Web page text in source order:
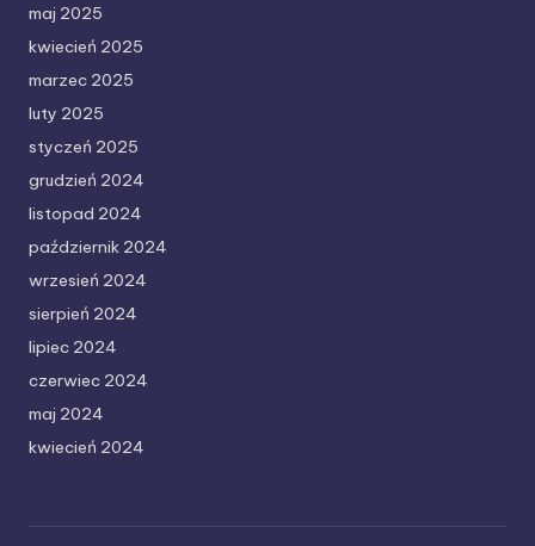
maj 2025
kwiecień 2025
marzec 2025
luty 2025
styczeń 2025
grudzień 2024
listopad 2024
październik 2024
wrzesień 2024
sierpień 2024
lipiec 2024
czerwiec 2024
maj 2024
kwiecień 2024